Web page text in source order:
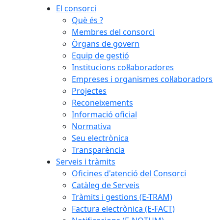
El consorci
Què és ?
Membres del consorci
Òrgans de govern
Equip de gestió
Institucions col·laboradores
Empreses i organismes col·laboradors
Projectes
Reconeixements
Informació oficial
Normativa
Seu electrònica
Transparència
Serveis i tràmits
Oficines d'atenció del Consorci
Catàleg de Serveis
Tràmits i gestions (E-TRAM)
Factura electrònica (E-FACT)